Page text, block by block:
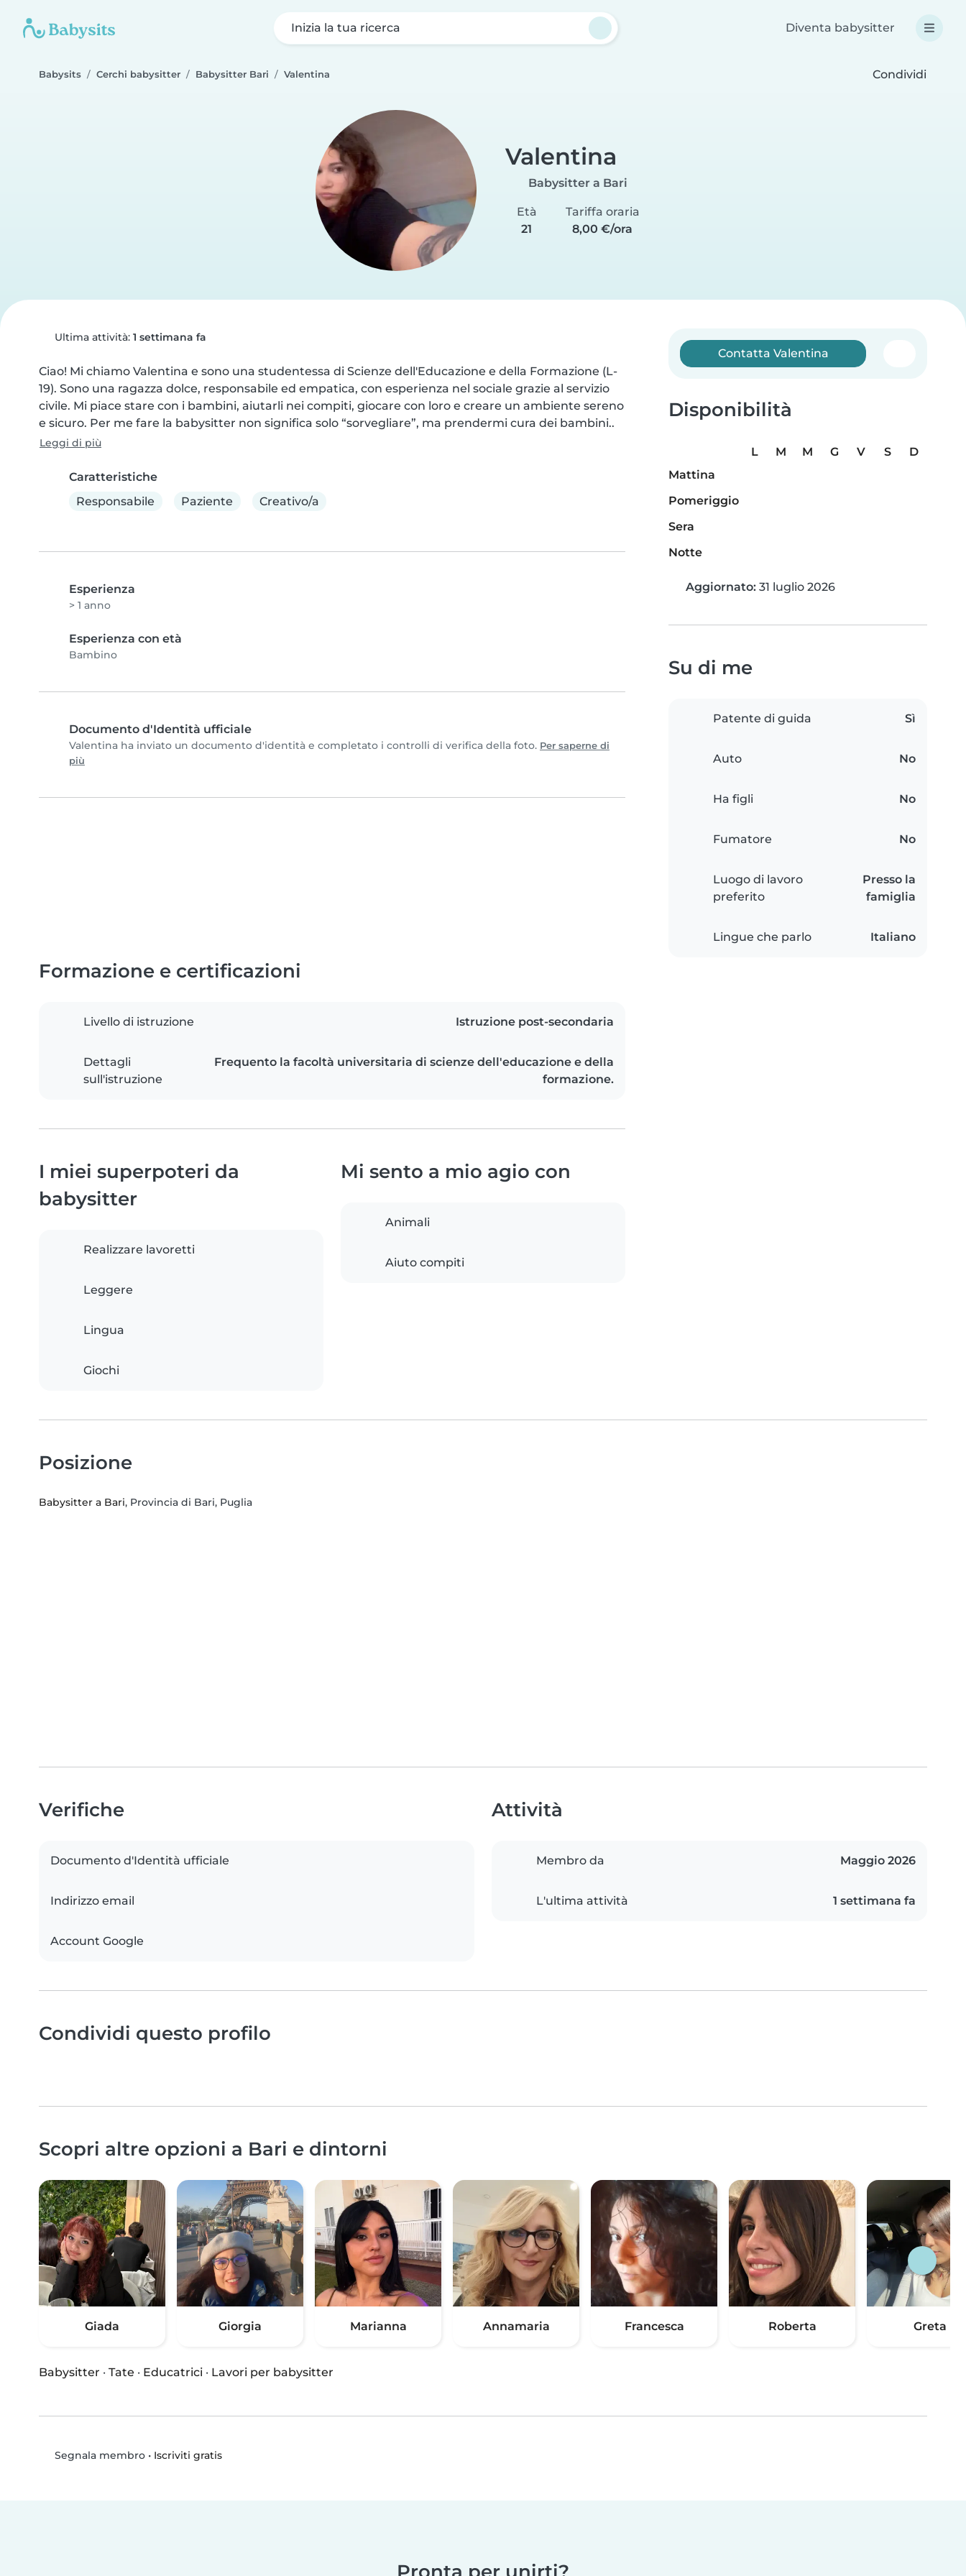
Inizia la tua ricerca Diventa babysitter
Babysits Cerchi babysitter Babysitter Bari Valentina Condividi
Valentina
Babysitter a Bari
Età
21
Tariffa oraria
8,00 €/ora
Ultima attività: 1 settimana fa
Ciao! Mi chiamo Valentina e sono una studentessa di Scienze dell'Educazione e della Formazione (L-
19). Sono una ragazza dolce, responsabile ed empatica, con esperienza nel sociale grazie al servizio
civile. Mi piace stare con i bambini, aiutarli nei compiti, giocare con loro e creare un ambiente sereno
e sicuro. Per me fare la babysitter non significa solo “sorvegliare”, ma prendermi cura dei bambini..
Leggi di più
Caratteristiche
Responsabile
Paziente Creativo/a
Esperienza
> 1 anno
Esperienza con età
Bambino
Documento d'Identità ufficiale
Valentina ha inviato un documento d'identità e completato i controlli di verifica della foto. Per saperne di
più
Contatta Valentina
Disponibilità
L M M G V S
D
Mattina
Pomeriggio
Sera
Notte
Aggiornato: 31 luglio 2026
Su di me
Patente di guida Sì
Auto No
Ha figli No
Fumatore No
Luogo di lavoro
preferito
Presso la
famiglia
Lingue che parlo Italiano
Formazione e certificazioni
Livello di istruzione Istruzione post-secondaria
Dettagli
sull'istruzione
Frequento la facoltà universitaria di scienze dell'educazione e della
formazione.
I miei superpoteri da
babysitter
Realizzare lavoretti
Leggere
Lingua
Giochi
Mi sento a mio agio con
Animali
Aiuto compiti
Posizione
Babysitter a Bari, Provincia di Bari, Puglia
Verifiche
Documento d'Identità ufficiale
Indirizzo email
Account Google
Attività
Membro da Maggio 2026
L'ultima attività 1 settimana fa
Condividi questo profilo
Scopri altre opzioni a Bari e dintorni
Giada Giorgia Marianna Annamaria Francesca Roberta Greta
Babysitter · Tate · Educatrici · Lavori per babysitter
Segnala membro• Iscriviti gratis